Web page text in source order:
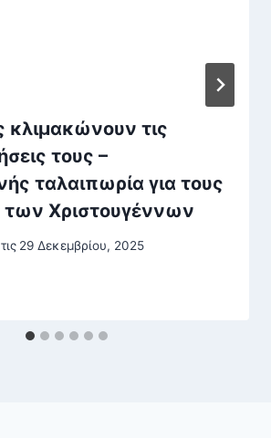
κλιμακώνουν τις
τους –
ταλαιπωρία για τους
των Χριστουγέννων
29 Δεκεμβρίου, 2025